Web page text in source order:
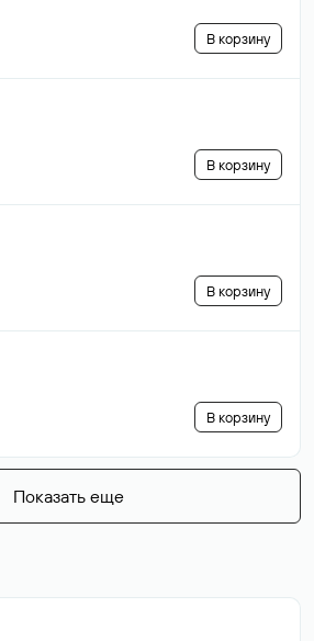
В корзину
В корзину
В корзину
В корзину
Показать еще